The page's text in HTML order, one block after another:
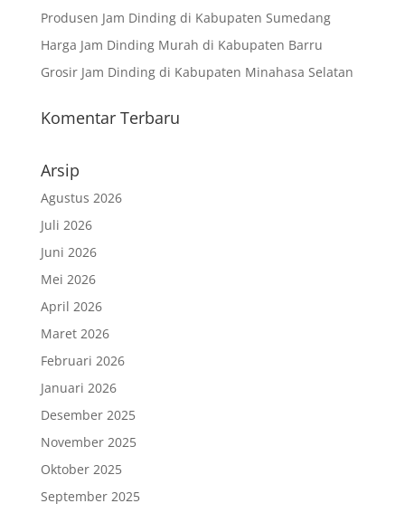
Produsen Jam Dinding di Kabupaten Sumedang
Harga Jam Dinding Murah di Kabupaten Barru
Grosir Jam Dinding di Kabupaten Minahasa Selatan
Komentar Terbaru
Arsip
Agustus 2026
Juli 2026
Juni 2026
Mei 2026
April 2026
Maret 2026
Februari 2026
Januari 2026
Desember 2025
November 2025
Oktober 2025
September 2025